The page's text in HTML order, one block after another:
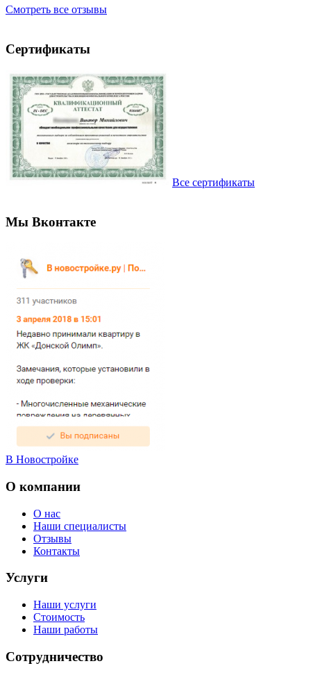
Смотреть все отзывы
Сертификаты
Все сертификаты
Мы Вконтакте
В Новостройке
О компании
О нас
Наши специалисты
Отзывы
Контакты
Услуги
Наши услуги
Стоимость
Наши работы
Сотрудничество